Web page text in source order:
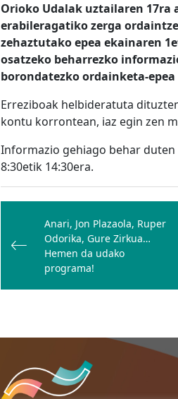
Orioko Udalak uztailaren
erabileragatiko zerga
zehaztutako epea ekainaren
osatzeko beharrezko
borondatezko ordainketa-
Erreziboak helbideratuta
kontu korrontean, iaz egin zen
Informazio gehiago behar
8:30etik 14:30era.
Bidalketetan
zehar
nabigatu
Anari, Jon Plazaola, Ruper
Odorika, Gure Zirkua…
Hemen da udako
programa!